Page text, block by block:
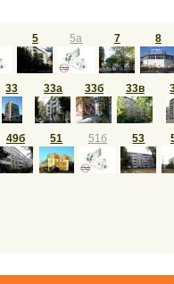
5 5а 7 8
33 33а 33б 33в
49б 51 51б 53